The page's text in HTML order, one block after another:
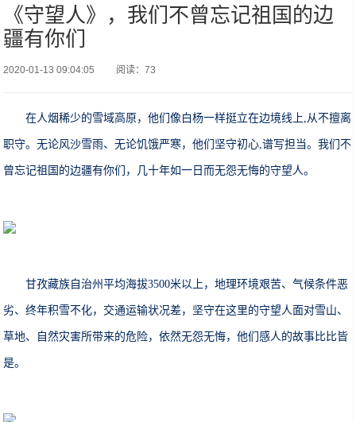
《守望人》，我们不曾忘记祖国的边
疆有你们
2020-01-13 09:04:05 阅读：73
在人烟稀少的雪域高原，他们像白杨一样挺立在边境线上,从不擅离
职守。无论风沙雪雨、无论饥饿严寒，他们坚守初心,谱写担当。我们不
曾忘记祖国的边疆有你们，几十年如一日而无怨无悔的守望人。
甘孜藏族自治州平均海拔3500米以上，地理环境艰苦、气候条件恶
劣、终年积雪不化，交通运输状况差，坚守在这里的守望人面对雪山、
草地、自然灾害所带来的危险，依然无怨无悔，他们感人的故事比比皆
是。